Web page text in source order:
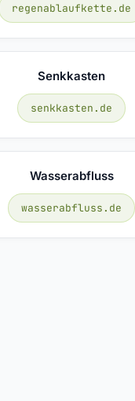
regenablaufkette.de
Senkkasten
senkkasten.de
Wasserabfluss
wasserabfluss.de